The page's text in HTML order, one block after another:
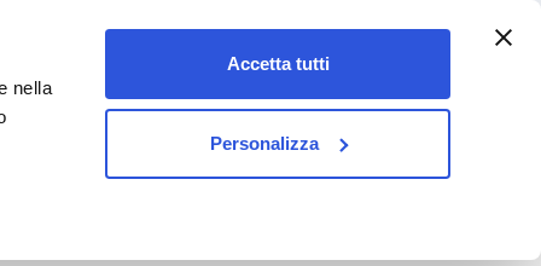
nella
Accetta tutti
Personalizza
vet&pet